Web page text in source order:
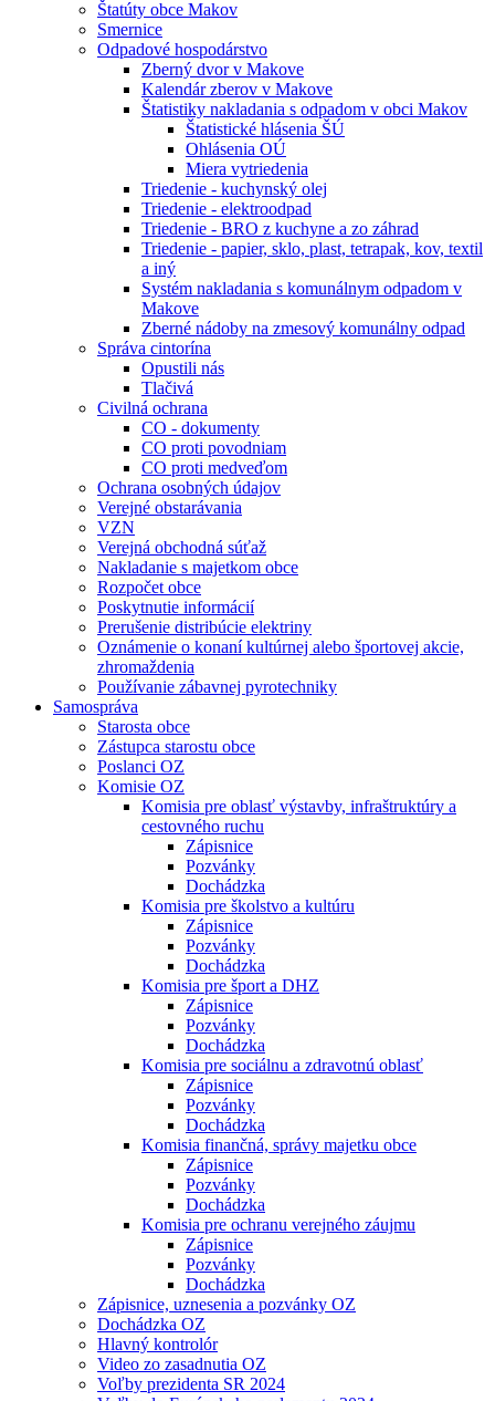
Štatúty obce Makov
Smernice
Odpadové hospodárstvo
Zberný dvor v Makove
Kalendár zberov v Makove
Štatistiky nakladania s odpadom v obci Makov
Štatistické hlásenia ŠÚ
Ohlásenia OÚ
Miera vytriedenia
Triedenie - kuchynský olej
Triedenie - elektroodpad
Triedenie - BRO z kuchyne a zo záhrad
Triedenie - papier, sklo, plast, tetrapak, kov, textil
a iný
Systém nakladania s komunálnym odpadom v
Makove
Zberné nádoby na zmesový komunálny odpad
Správa cintorína
Opustili nás
Tlačivá
Civilná ochrana
CO - dokumenty
CO proti povodniam
CO proti medveďom
Ochrana osobných údajov
Verejné obstarávania
VZN
Verejná obchodná súťaž
Nakladanie s majetkom obce
Rozpočet obce
Poskytnutie informácií
Prerušenie distribúcie elektriny
Oznámenie o konaní kultúrnej alebo športovej akcie,
zhromaždenia
Používanie zábavnej pyrotechniky
Samospráva
Starosta obce
Zástupca starostu obce
Poslanci OZ
Komisie OZ
Komisia pre oblasť výstavby, infraštruktúry a
cestovného ruchu
Zápisnice
Pozvánky
Dochádzka
Komisia pre školstvo a kultúru
Zápisnice
Pozvánky
Dochádzka
Komisia pre šport a DHZ
Zápisnice
Pozvánky
Dochádzka
Komisia pre sociálnu a zdravotnú oblasť
Zápisnice
Pozvánky
Dochádzka
Komisia finančná, správy majetku obce
Zápisnice
Pozvánky
Dochádzka
Komisia pre ochranu verejného záujmu
Zápisnice
Pozvánky
Dochádzka
Zápisnice, uznesenia a pozvánky OZ
Dochádzka OZ
Hlavný kontrolór
Video zo zasadnutia OZ
Voľby prezidenta SR 2024